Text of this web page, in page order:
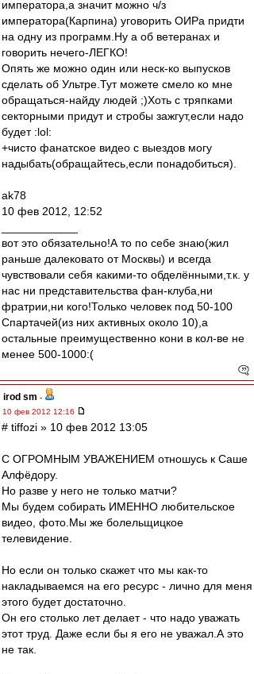
императора,а значит можно ч/з
императора(Карпина) уговорить ОИРа придти
на одну из программ.Ну а об ветеранах и
говорить нечего-ЛЕГКО!
Опять же можно один или неск-ко выпусков
сделать об Ультре.Тут можете смело ко мне
обращаться-найду людей ;)Хоть с тряпками
секторными придут и стробы зажгут,если надо
будет :lol:
+чисто фанатское видео с выездов могу
надыбать(обращайтесь,если понадобиться).
ak78
10 фев 2012, 12:52
вот это обязательно!А то по себе знаю(жил
раньше далековато от Москвы) и всегда
чувствовали себя какими-то обделёнными,т.к. у
нас ни представительства фан-клуба,ни
фратрии,ни кого!Только человек под 50-100
Спартачей(из них активных около 10),а
остальные преимущественно кони в кол-ве не
менее 500-1000:(
irod sm -
10 фев 2012 12:16
# tiffozi » 10 фев 2012 13:05
С ОГРОМНЫМ УВАЖЕНИЕМ отношусь к Саше
Алфёдору.
Но разве у него не только матчи?
Мы будем собирать ИМЕННО любительское
видео, фото.Мы же болельщицкое
телевидение.
Но если он только скажет что мы как-то
накладываемся на его ресурс - лично для меня
этого будет достаточно.
Он его столько лет делает - что надо уважать
этот труд. Даже если бы я его не уважал.А это
не так.